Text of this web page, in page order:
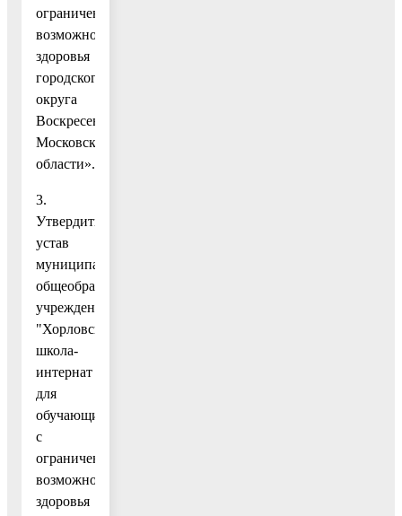
ограниченными
возможностями
здоровья
городского
округа
Воскресенск
Московской
области».
3.
Утвердить
устав
муниципального
общеобразовательного
учреждения
"Хорловская
школа-
интернат
для
обучающихся
с
ограниченными
возможностями
здоровья